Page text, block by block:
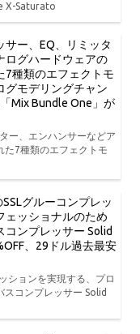
X-Saturato
サー、EQ、リミッタ
ログハードウェアの
7種類のエフェクトモ
グモデリングチャン
Mix Bundle One」が
ー、エンハンサーなどア
た7種類のエフェクトモ
グルーコンプレッ
ェッショナルのため
ンプレッサー Solid
、29ドル過去最安
ションを実現する、プロ
スコンプレッサー Solid